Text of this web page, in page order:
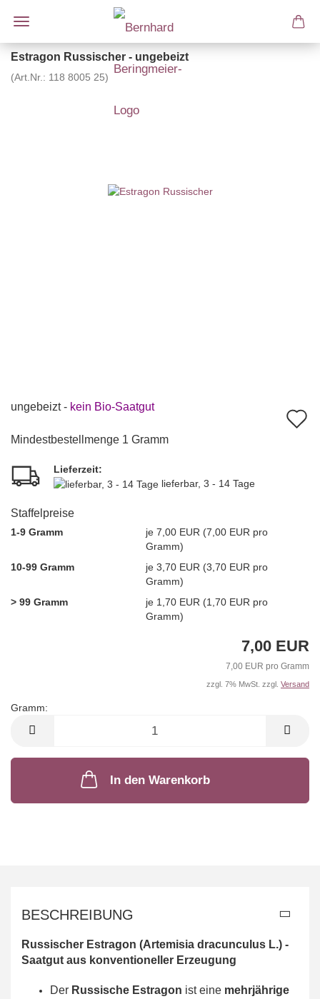
Estragon Russischer - ungebeizt
(Art.Nr.: 118 8005 25)
ungebeizt - kein Bio-Saatgut
Mindestbestellmenge 1 Gramm
Lieferzeit:
lieferbar, 3 - 14 Tage
Staffelpreise
1-9 Gramm
je 7,00 EUR (7,00 EUR pro
Gramm)
10-99 Gramm
je 3,70 EUR (3,70 EUR pro
Gramm)
> 99 Gramm
je 1,70 EUR (1,70 EUR pro
Gramm)
7,00 EUR
7,00 EUR pro Gramm
zzgl. 7% MwSt. zzgl. Versand
Gramm:
In den Warenkorb
BESCHREIBUNG
Russischer Estragon (Artemisia dracunculus L.) -
Saatgut aus konventioneller Erzeugung
Der Russische Estragon ist eine mehrjährige